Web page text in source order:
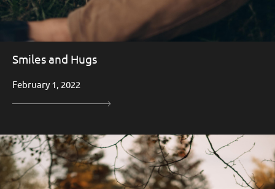
Smiles and Hugs
February 1, 2022